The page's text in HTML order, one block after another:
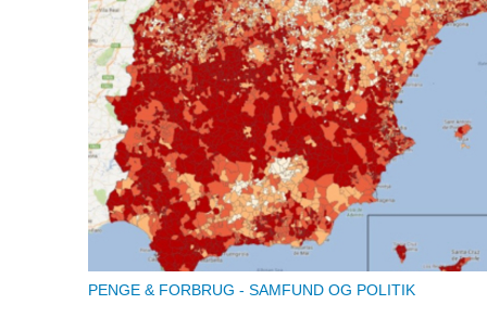
PENGE & FORBRUG SAMFUND OG POLITIK